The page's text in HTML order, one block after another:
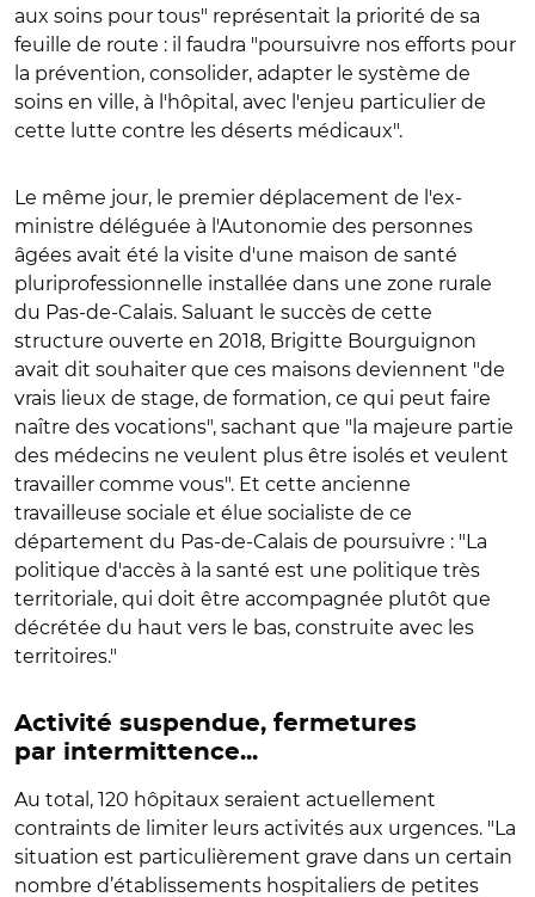
aux soins pour tous" représentait la priorité de sa
feuille de route : il faudra "poursuivre nos efforts pour
la prévention, consolider, adapter le système de
soins en ville, à l'hôpital, avec l'enjeu particulier de
cette lutte contre les déserts médicaux".
Le même jour, le premier déplacement de l'ex-
ministre déléguée à l'Autonomie des personnes
âgées avait été la visite d'une maison de santé
pluriprofessionnelle installée dans une zone rurale
du Pas-de-Calais. Saluant le succès de cette
structure ouverte en 2018, Brigitte Bourguignon
avait dit souhaiter que ces maisons deviennent "de
vrais lieux de stage, de formation, ce qui peut faire
naître des vocations", sachant que "la majeure partie
des médecins ne veulent plus être isolés et veulent
travailler comme vous". Et cette ancienne
travailleuse sociale et élue socialiste de ce
département du Pas-de-Calais de poursuivre : "La
politique d'accès à la santé est une politique très
territoriale, qui doit être accompagnée plutôt que
décrétée du haut vers le bas, construite avec les
territoires."
Activité suspendue, fermetures
par intermittence...
Au total, 120 hôpitaux seraient actuellement
contraints de limiter leurs activités aux urgences. "La
situation est particulièrement grave dans un certain
nombre d’établissements hospitaliers de petites